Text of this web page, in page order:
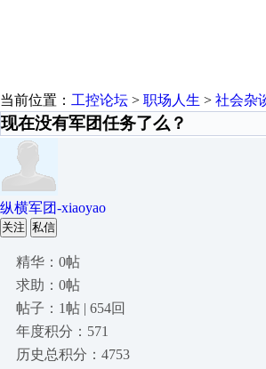
当前位置： 工控论坛 > 职场人生 > 社会杂
现在没有军团任务了么？
纵横军团-xiaoyao
关注 私信
精华：0帖
求助：0帖
帖子：1帖 | 654回
年度积分：571
历史总积分：4753